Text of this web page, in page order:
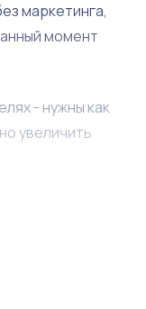
маркетинга,
момент
- нужны как
увеличить
своего дела и